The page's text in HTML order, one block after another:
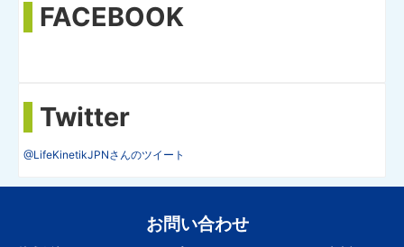
FACEBOOK
Twitter
@LifeKinetikJPNさんのツイート
お問い合わせ